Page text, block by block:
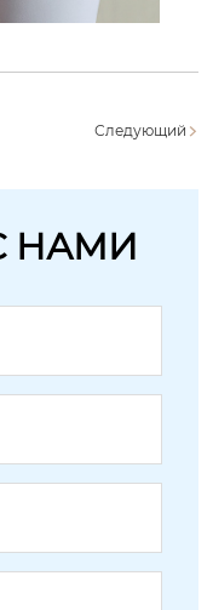
Следующий
НАМИ